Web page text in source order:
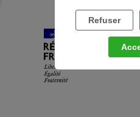
Refuser